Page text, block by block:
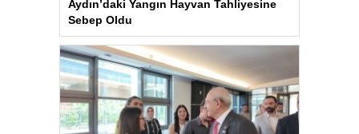
Aydın’daki Yangın Hayvan Tahliyesine
Sebep Oldu